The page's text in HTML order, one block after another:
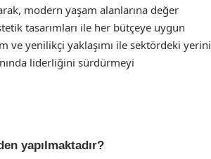
modern yaşam alanlarına değer
tasarımları ile her bütçeye uygun
ve yenilikçi yaklaşımı ile sektördeki yerini
liderliğini sürdürmeyi
yapılmaktadır?